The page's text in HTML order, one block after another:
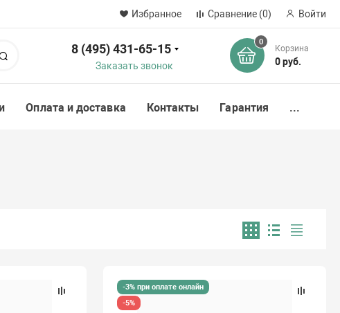
Избранное Сравнение (0) Войти
8 (495) 431-65-15
Заказать звонок
0
Корзина
0 руб.
Оплата и доставка Контакты Гарантия ...
-3% при оплате онлайн
-5%